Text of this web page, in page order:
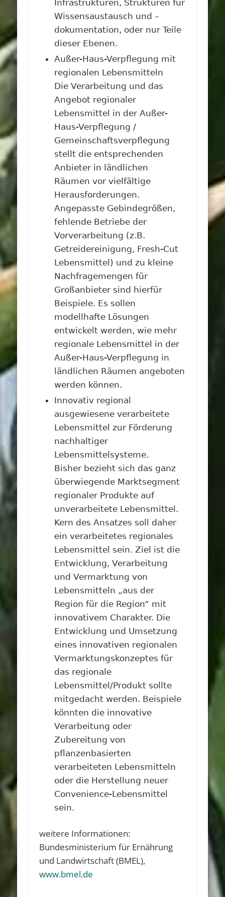
Infrastrukturen, Strukturen für
Wissensaustausch und –
dokumentation, oder nur Teile
dieser Ebenen.
Außer-Haus-Verpflegung mit
regionalen Lebensmitteln
Die Verarbeitung und das
Angebot regionaler
Lebensmittel in der Außer-
Haus-Verpflegung /
Gemeinschaftsverpflegung
stellt die entsprechenden
Anbieter in ländlichen
Räumen vor vielfältige
Herausforderungen.
Angepasste Gebindegrößen,
fehlende Betriebe der
Vorverarbeitung (z.B.
Getreidereinigung, Fresh-Cut
Lebensmittel) und zu kleine
Nachfragemengen für
Großanbieter sind hierfür
Beispiele. Es sollen
modellhafte Lösungen
entwickelt werden, wie mehr
regionale Lebensmittel in der
Außer-Haus-Verpflegung in
ländlichen Räumen angeboten
werden können.
Innovativ regional
ausgewiesene verarbeitete
Lebensmittel zur Förderung
nachhaltiger
Lebensmittelsysteme.
Bisher bezieht sich das ganz
überwiegende Marktsegment
regionaler Produkte auf
unverarbeitete Lebensmittel.
Kern des Ansatzes soll daher
ein verarbeitetes regionales
Lebensmittel sein. Ziel ist die
Entwicklung, Verarbeitung
und Vermarktung von
Lebensmitteln „aus der
Region für die Region“ mit
innovativem Charakter. Die
Entwicklung und Umsetzung
eines innovativen regionalen
Vermarktungskonzeptes für
das regionale
Lebensmittel/Produkt sollte
mitgedacht werden. Beispiele
könnten die innovative
Verarbeitung oder
Zubereitung von
pflanzenbasierten
verarbeiteten Lebensmitteln
oder die Herstellung neuer
Convenience-Lebensmittel
sein.
weitere Informationen:
Bundesministerium für Ernährung
und Landwirtschaft (BMEL),
www.bmel.de